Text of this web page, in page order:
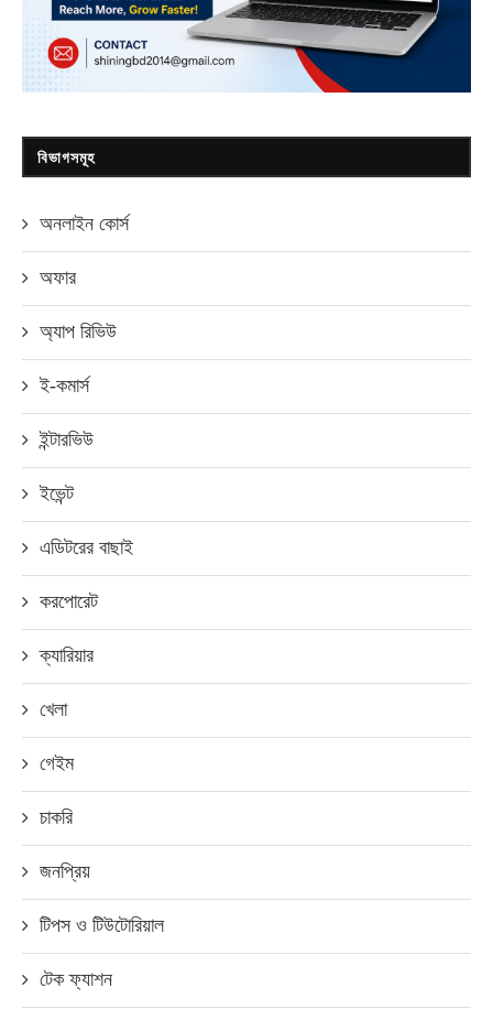
বিভাগসমূহ
অনলাইন কোর্স
অফার
অ্যাপ রিভিউ
ই-কমার্স
ইন্টারভিউ
ইভেন্ট
এডিটরের বাছাই
করপোরেট
ক্যারিয়ার
খেলা
গেইম
চাকরি
জনপ্রিয়
টিপস ও টিউটোরিয়াল
টেক ফ্যাশন